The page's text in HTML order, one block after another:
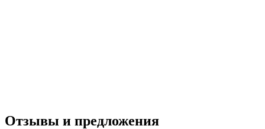
Отзывы и предложения